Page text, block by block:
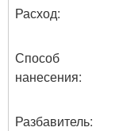
Расход:
Способ
нанесения:
Разбавитель: